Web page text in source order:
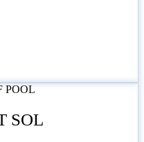
SOL